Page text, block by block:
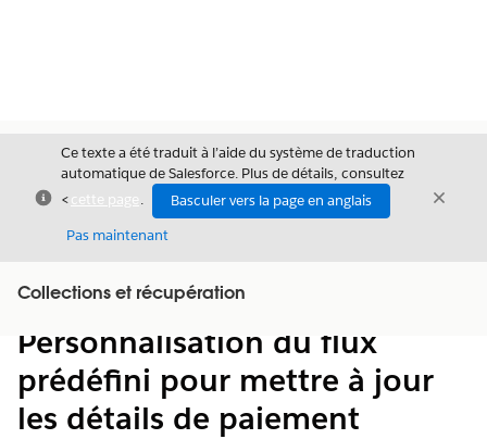
Fermer
Ce texte a été traduit à l’aide du système de traduction
automatique de Salesforce. Plus de détails, consultez
<cette page .
Basculer vers la page en anglais
Pas maintenant
Fermer
Collections et récupération
Afficher la table des matières
Table des
Personnalisation du flux
prédéfini pour mettre à jour
les détails de paiement